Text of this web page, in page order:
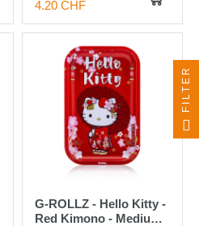
4.20 CHF
G-ROLLZ - Hello Kitty -
Red Kimono - Medium
FILTER